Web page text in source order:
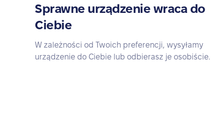
Sprawne urządzenie wraca do
Ciebie
W zależności od Twoich preferencji, wysyłamy
urządzenie do Ciebie lub odbierasz je osobiście.